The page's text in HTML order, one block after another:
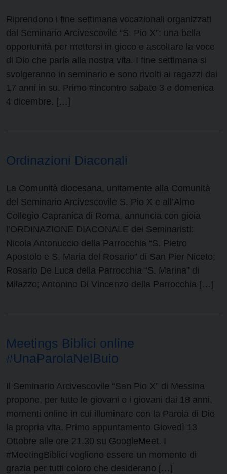
Riprendono i fine settimana vocazionali organizzati
dal Seminario Arcivescovile “S. Pio X”: una bella
opportunità per mettersi in gioco e ascoltare la voce
di Dio che parla alla nostra vita. I fine settimana si
svolgeranno in seminario e sono rivolti ai ragazzi dai
17 anni in su. Primo #incontro sabato 3 e domenica
4 dicembre. […]
Ordinazioni Diaconali
La Comunità diocesana, unitamente alla Comunità
del Seminario Arcivescovile S. Pio X e all’Almo
Collegio Capranica di Roma, annuncia con gioia
l’ORDINAZIONE DIACONALE dei Seminaristi:
Nicola Antonuccio della Parrocchia “S. Pietro
Apostolo e S. Maria del Rosario” di San Pier Niceto;
Rosario De Luca della Parrocchia “S. Marina” di
Milazzo; Antonino Di Vincenzo della Parrocchia […]
Meetings Biblici online
#UnaParolaNelBuio
Il Seminario Arcivescovile “San Pio X” di Messina
propone, per tutte le giovani e i giovani dai 18 anni,
momenti online in cui illuminare con la Parola di Dio
la propria vita. Primo appuntamento Giovedì 13
Ottobre alle ore 21.30 su GoogleMeet. I
#MeetingBiblici vogliono essere un momento di
grazia per tutti coloro che desiderano […]